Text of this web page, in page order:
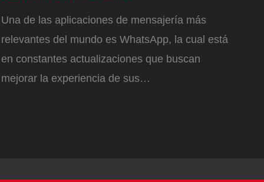
Una de las aplicaciones de mensajería más
relevantes del mundo es WhatsApp, la cual está
en constantes actualizaciones que buscan
mejorar la experiencia de sus…